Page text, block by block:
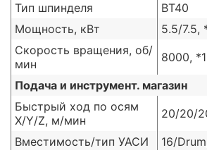
Тип шпинделя
BT40
Мощность, кВт
5.5/7.5,
Скорость вращения, об/
мин
8000,
Подача и инструмент. магазин
Быстрый ход по осям
X/Y/Z, м/мин
20/20/
Вместимость/тип УАСИ
16/